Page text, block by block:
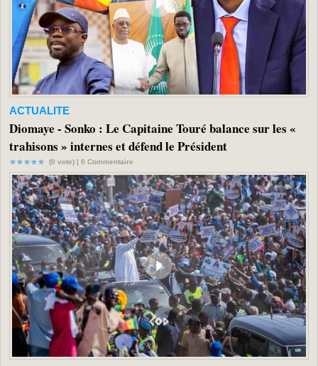
ACTUALITE
Diomaye - Sonko : Le Capitaine Touré balance sur les «
trahisons » internes et défend le Président
(0 vote) | 0 Commentaire